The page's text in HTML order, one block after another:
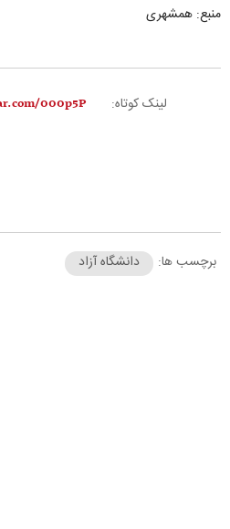
منبع: همشهری
لینک کوتاه:
برچسب ها: دانشگاه آزاد